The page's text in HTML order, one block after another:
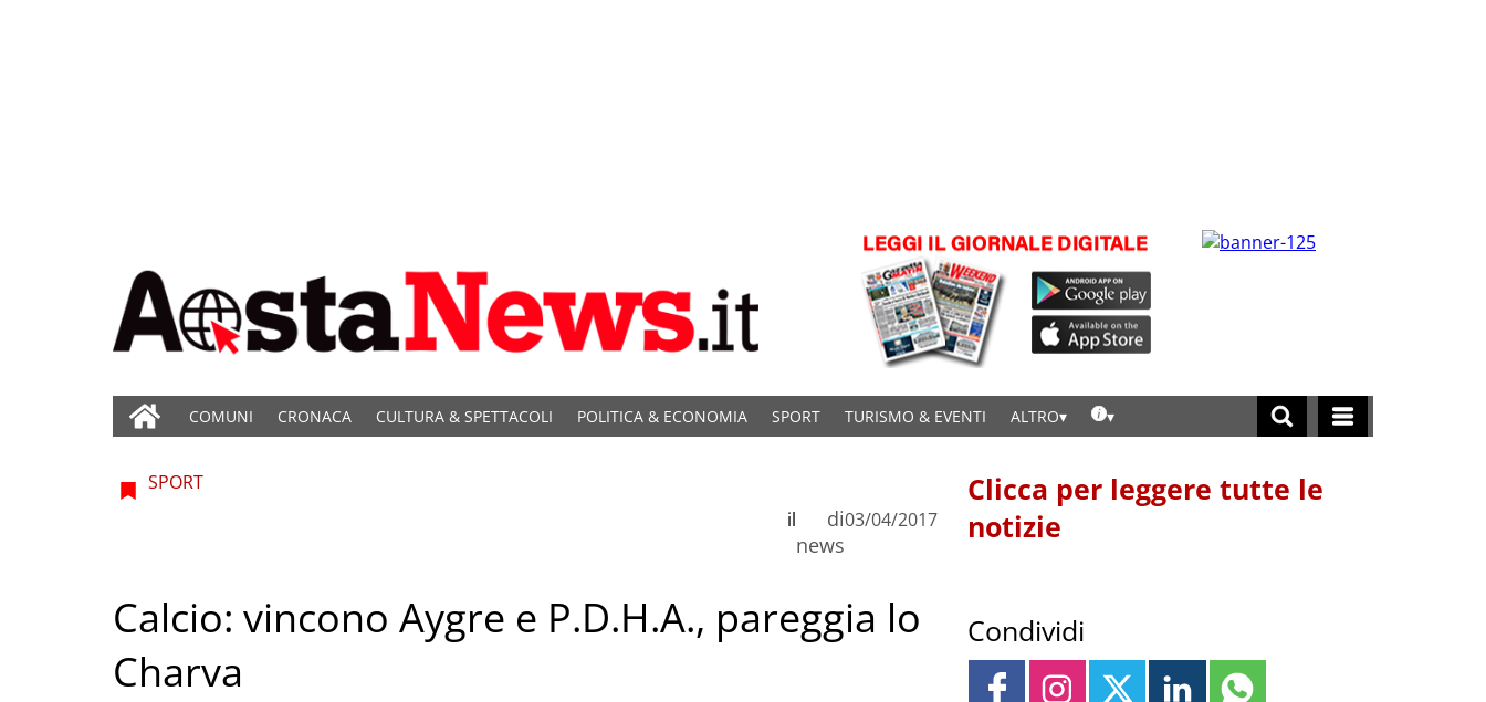
COMUNI CRONACA CULTURA & SPETTACOLI POLITICA & ECONOMIA SPORT TURISMO & EVENTI ALTRO
SPORT
di
news
il 03/04/2017
Calcio: vincono Aygre e P.D.H.A., pareggia lo
Charva
Clicca per leggere tutte le
notizie
Condividi